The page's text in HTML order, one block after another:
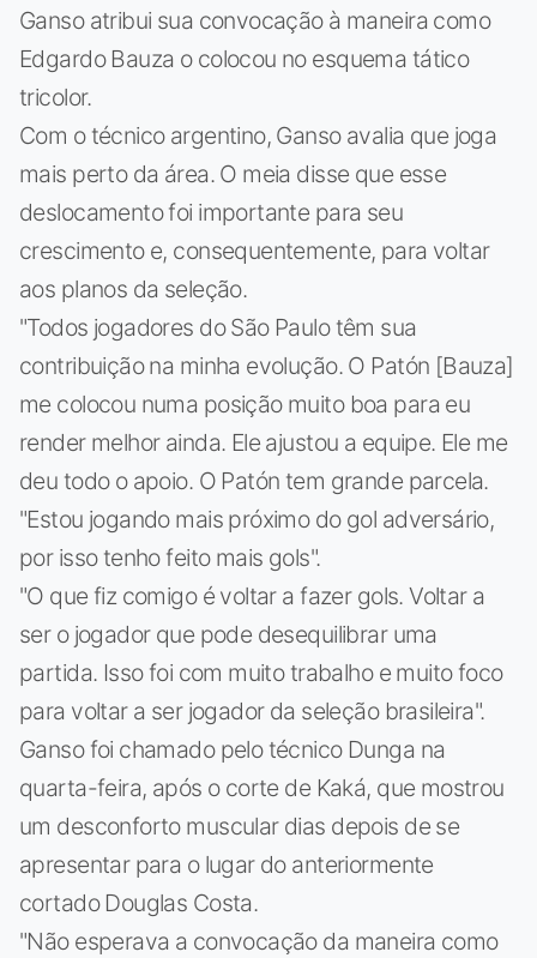
Ganso atribui sua convocação à maneira como
Edgardo Bauza o colocou no esquema tático
tricolor.
Com o técnico argentino, Ganso avalia que joga
mais perto da área. O meia disse que esse
deslocamento foi importante para seu
crescimento e, consequentemente, para voltar
aos planos da seleção.
"Todos jogadores do São Paulo têm sua
contribuição na minha evolução. O Patón [Bauza]
me colocou numa posição muito boa para eu
render melhor ainda. Ele ajustou a equipe. Ele me
deu todo o apoio. O Patón tem grande parcela.
"Estou jogando mais próximo do gol adversário,
por isso tenho feito mais gols".
"O que fiz comigo é voltar a fazer gols. Voltar a
ser o jogador que pode desequilibrar uma
partida. Isso foi com muito trabalho e muito foco
para voltar a ser jogador da seleção brasileira".
Ganso foi chamado pelo técnico Dunga na
quarta-feira, após o corte de Kaká, que mostrou
um desconforto muscular dias depois de se
apresentar para o lugar do anteriormente
cortado Douglas Costa.
"Não esperava a convocação da maneira como